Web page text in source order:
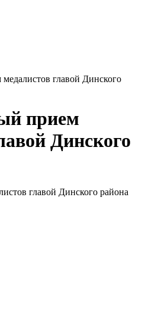
главой Динского
прием
Динского
главой Динского района